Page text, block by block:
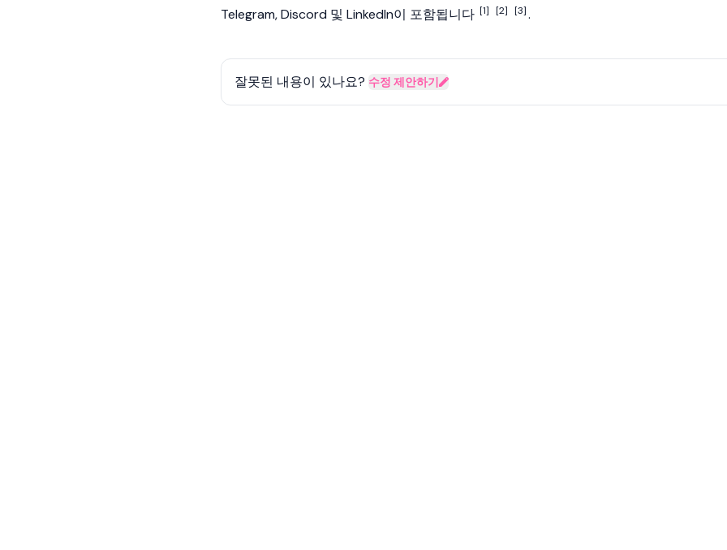
Telegram, Discord 및 LinkedIn이 포함됩니다 [1] [2] [3].
잘못된 내용이 있나요? 수정 제안하기